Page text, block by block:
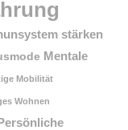
stärken
Mentale
Mobilität
Wohnen
Persönliche